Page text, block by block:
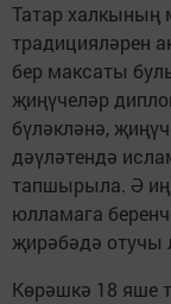
Татар халкының
традицияләрен
бер максаты
җиңүчеләр
бүләкләнә,
дәүләтендә
тапшырыла. Ә иң
юлламага
җирәбәдә отучы
Көрәшкә 18 яше